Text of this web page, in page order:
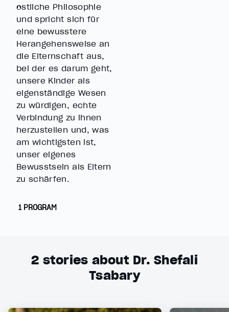
östliche Philosophie
und spricht sich für
eine bewusstere
Herangehensweise an
die Elternschaft aus,
bei der es darum geht,
unsere Kinder als
eigenständige Wesen
zu würdigen, echte
Verbindung zu ihnen
herzustellen und, was
am wichtigsten ist,
unser eigenes
Bewusstsein als Eltern
zu schärfen.
1 PROGRAM
2 stories about Dr. Shefali
Tsabary